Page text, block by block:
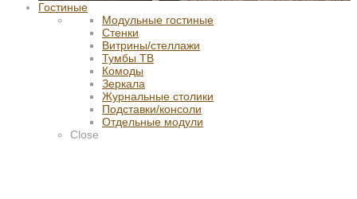
Гостиные
Модульные гостиные
Стенки
Витрины/стеллажи
Тумбы ТВ
Комоды
Зеркала
Журнальные столики
Подставки/консоли
Отдельные модули
Close